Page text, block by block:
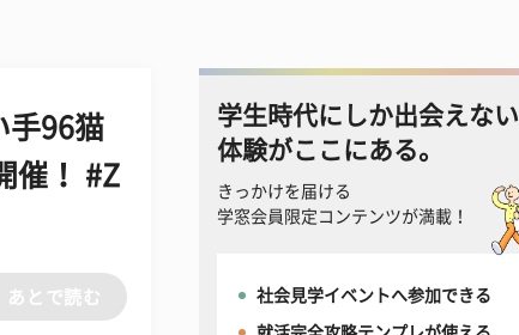
手96猫
催！ #Z
あとで読む
学生時代にしか出会えない
体験がここにある。
きっかけを届ける
学窓会員限定コンテンツが満載！
社会見学イベントへ参加できる